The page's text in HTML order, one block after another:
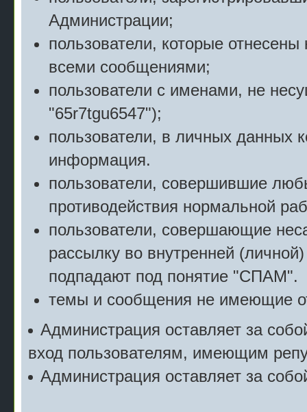
Администрации;
пользователи, которые
всеми сообщениями;
пользователи с именами, не
"65r7tgu6547");
пользователи, в личных данных
информация.
пользователи, совершившие
противодействия нормальной
пользователи, совершающие
рассылку во внутренней
подпадают под понятие "СПАМ".
темы и сообщения не имеющие
Администрация оставляет за
вход пользователям, имеющим
Администрация оставляет за